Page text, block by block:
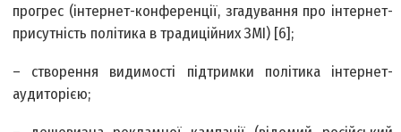
прогрес (інтернет-конференції, згадування про інтернет-
присутність політика в традиційних ЗМІ) [6];
– створення видимості підтримки політика інтернет-
аудиторією;